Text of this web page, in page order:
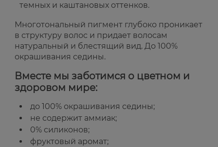
темных и каштановых оттенков.
Многотональный пигмент глубоко проникает
в структуру волос и придает волосам
натуральный и блестящий вид. До 100%
окрашивания седины.
Вместе мы заботимся о цветном и
здоровом мире:
до 100% окрашивания седины;
не содержит аммиак;
0% силиконов;
фруктовый аромат;